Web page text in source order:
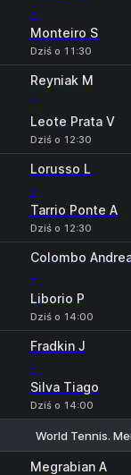
-
Monteiro S
Dziś o 11:30
Reyniak M
-
Leote Prata V
Dziś o 12:30
Lorusso L
-
Tarrio Ponte A
Dziś o 12:30
Colombo
-
Liborio P
Dziś o 14:00
Fradkin J
-
Silva Tiago
Dziś o 14:00
World Tennis.
Megrabian A